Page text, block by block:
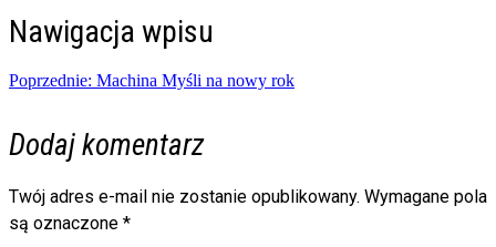
Nawigacja wpisu
Poprzednie: Machina Myśli na nowy rok
Dodaj komentarz
Twój adres e-mail nie zostanie opublikowany. Wymagane pola
są oznaczone *